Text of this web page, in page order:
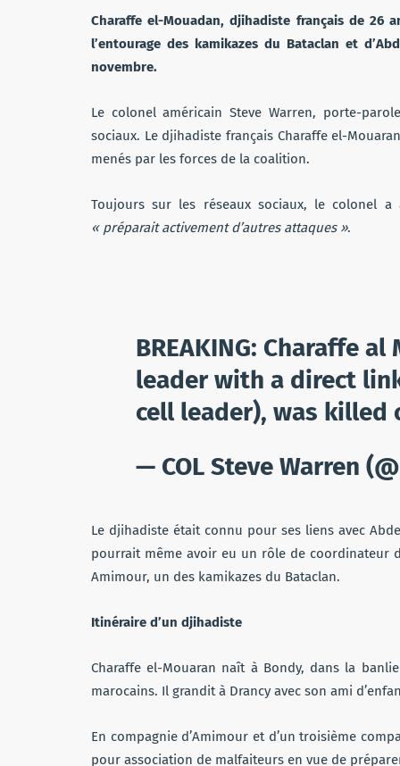
Charaffe el-Mouadan, djihadiste français de
l’entourage des kamikazes du Bataclan et
novembre.
Le colonel américain Steve Warren, porte-
sociaux. Le djihadiste français Charaffe el-
menés par les forces de la coalition.
Toujours sur les réseaux sociaux, le colonel a
« préparait activement d’autres attaques ».
BREAKING: Charaffe
leader with a direct
cell leader), was killed
— COL Steve Warren
Le djihadiste était connu pour ses liens avec
pourrait même avoir eu un rôle de coordinateur
Amimour, un des kamikazes du Bataclan.
Itinéraire d’un djihadiste
Charaffe el-Mouaran naît à Bondy, dans la
marocains. Il grandit à Drancy avec son ami
En compagnie d’Amimour et d’un troisième
pour association de malfaiteurs en vue de